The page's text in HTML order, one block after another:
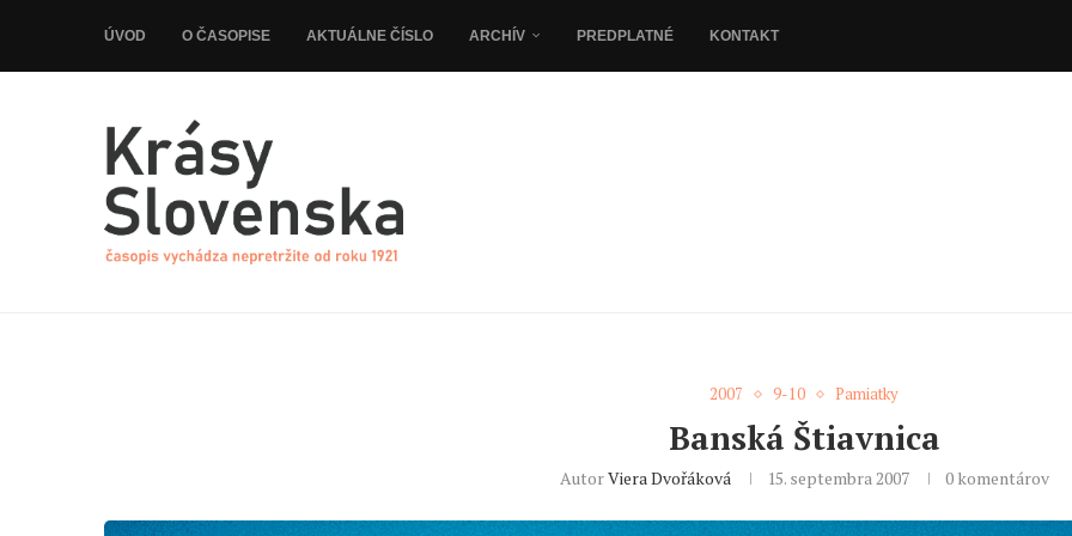
ÚVOD O ČASOPISE AKTUÁLNE ČÍSLO ARCHÍV PREDPLATNÉ KONTAKT
2007 9-10 Pamiatky
Banská Štiavnica
AutorViera Dvořáková 15. septembra 2007 0 komentárov